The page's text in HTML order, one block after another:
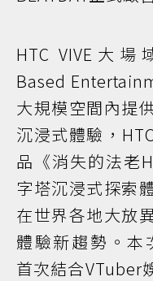
HTC VIVE大
Based
大規模空間內提
沉浸式體驗，
品《消失的法老
字塔沉浸式探索
在世界各地大放
體驗新趨勢。本
首次結合VTuber